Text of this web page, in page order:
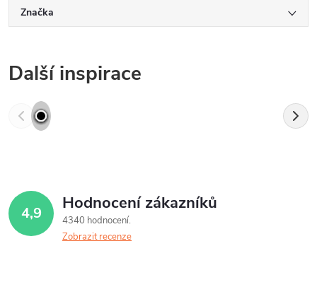
Značka
Další inspirace
4,9 Hodnocení zákazníků
4340 hodnocení
Zobrazit recenze